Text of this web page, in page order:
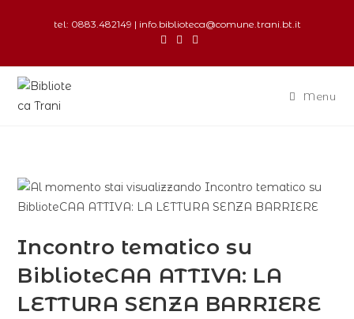
tel: 0883.482149 | info.biblioteca@comune.trani.bt.it
Menu
Incontro tematico su
BiblioteCAA ATTIVA: LA
LETTURA SENZA BARRIERE